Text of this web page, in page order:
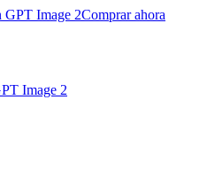
GPT Image 2Comprar ahora
Image 2